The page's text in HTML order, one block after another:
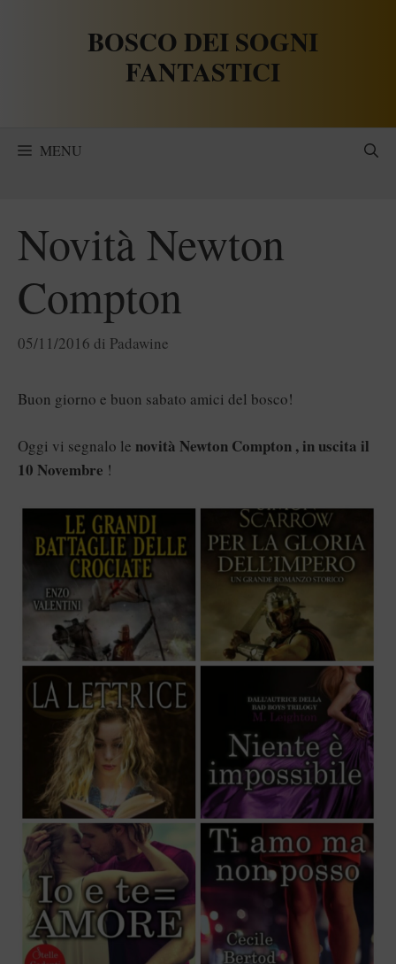
BOSCO DEI SOGNI
FANTASTICI
MENU
Novità Newton
Compton
05/11/2016 di Padawine
Buon giorno e buon sabato amici del bosco!
Oggi vi segnalo le novità Newton Compton , in uscita il
10 Novembre !